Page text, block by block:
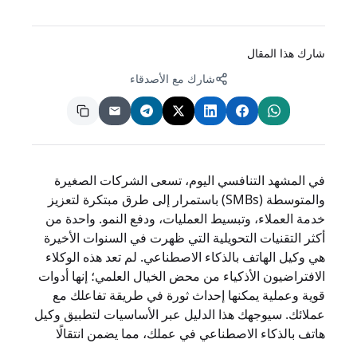
شارك هذا المقال
شارك مع الأصدقاء
في المشهد التنافسي اليوم، تسعى الشركات الصغيرة
والمتوسطة (SMBs) باستمرار إلى طرق مبتكرة لتعزيز
خدمة العملاء، وتبسيط العمليات، ودفع النمو. واحدة من
أكثر التقنيات التحويلية التي ظهرت في السنوات الأخيرة
هي وكيل الهاتف بالذكاء الاصطناعي. لم تعد هذه الوكلاء
الافتراضيون الأذكياء من محض الخيال العلمي؛ إنها أدوات
قوية وعملية يمكنها إحداث ثورة في طريقة تفاعلك مع
عملائك. سيوجهك هذا الدليل عبر الأساسيات لتطبيق وكيل
هاتف بالذكاء الاصطناعي في عملك، مما يضمن انتقالًا